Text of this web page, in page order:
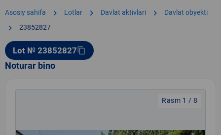
Asosiy sahifa chevron_right Lotlar chevron_right Davlat aktivlari chevron_right Davlat obyekti
chevron_right 23852827
Lot № 23852827content_copy
Noturar bino
Rasm 1 / 8